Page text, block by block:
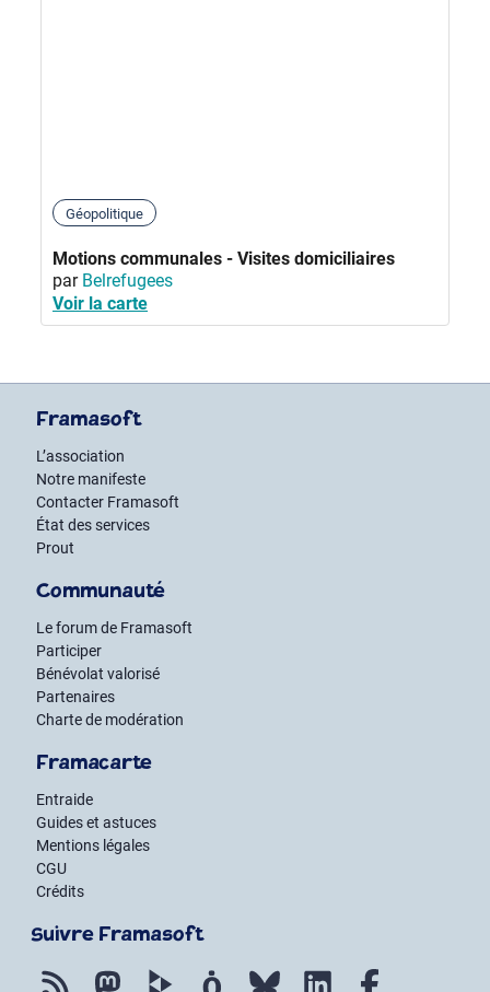
Géopolitique
Motions communales - Visites domiciliaires
par Belrefugees
Voir la carte
Framasoft
L’association
Notre manifeste
Contacter Framasoft
État des services
Prout
Communauté
Le forum de Framasoft
Participer
Bénévolat valorisé
Partenaires
Charte de modération
Framacarte
Entraide
Guides et astuces
Mentions légales
CGU
Crédits
Suivre Framasoft
Flux RSS MastodonPeerTube Mobilizon Bluesky LinkedIn